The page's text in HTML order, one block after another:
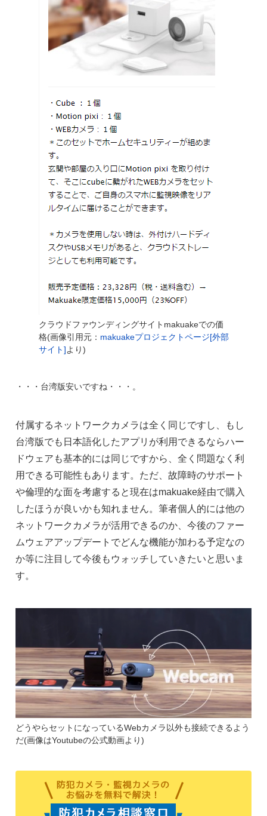
クラウドファウンディングサイトmakuakeでの価
格(画像引用元： makuakeプロジェクトページ[外部
サイト]より)
・・・台湾版安いですね・・・。
付属するネットワークカメラは全く同じですし、もし
台湾版でも日本語化したアプリが利用できるならハー
ドウェアも基本的には同じですから、全く問題なく利
用できる可能性もあります。ただ、故障時のサポート
や倫理的な面を考慮すると現在はmakuake経由で購入
したほうが良いかも知れません。筆者個人的には他の
ネットワークカメラが活用できるのか、今後のファー
ムウェアアップデートでどんな機能が加わる予定なの
か等に注目して今後もウォッチしていきたいと思いま
す。
どうやらセットになっているWebカメラ以外も接続できるよう
だ(画像はYoutubeの公式動画より)